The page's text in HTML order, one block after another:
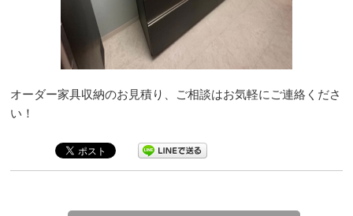
オーダー家具収納のお見積り、ご相談はお気軽にご連絡くださ
い！